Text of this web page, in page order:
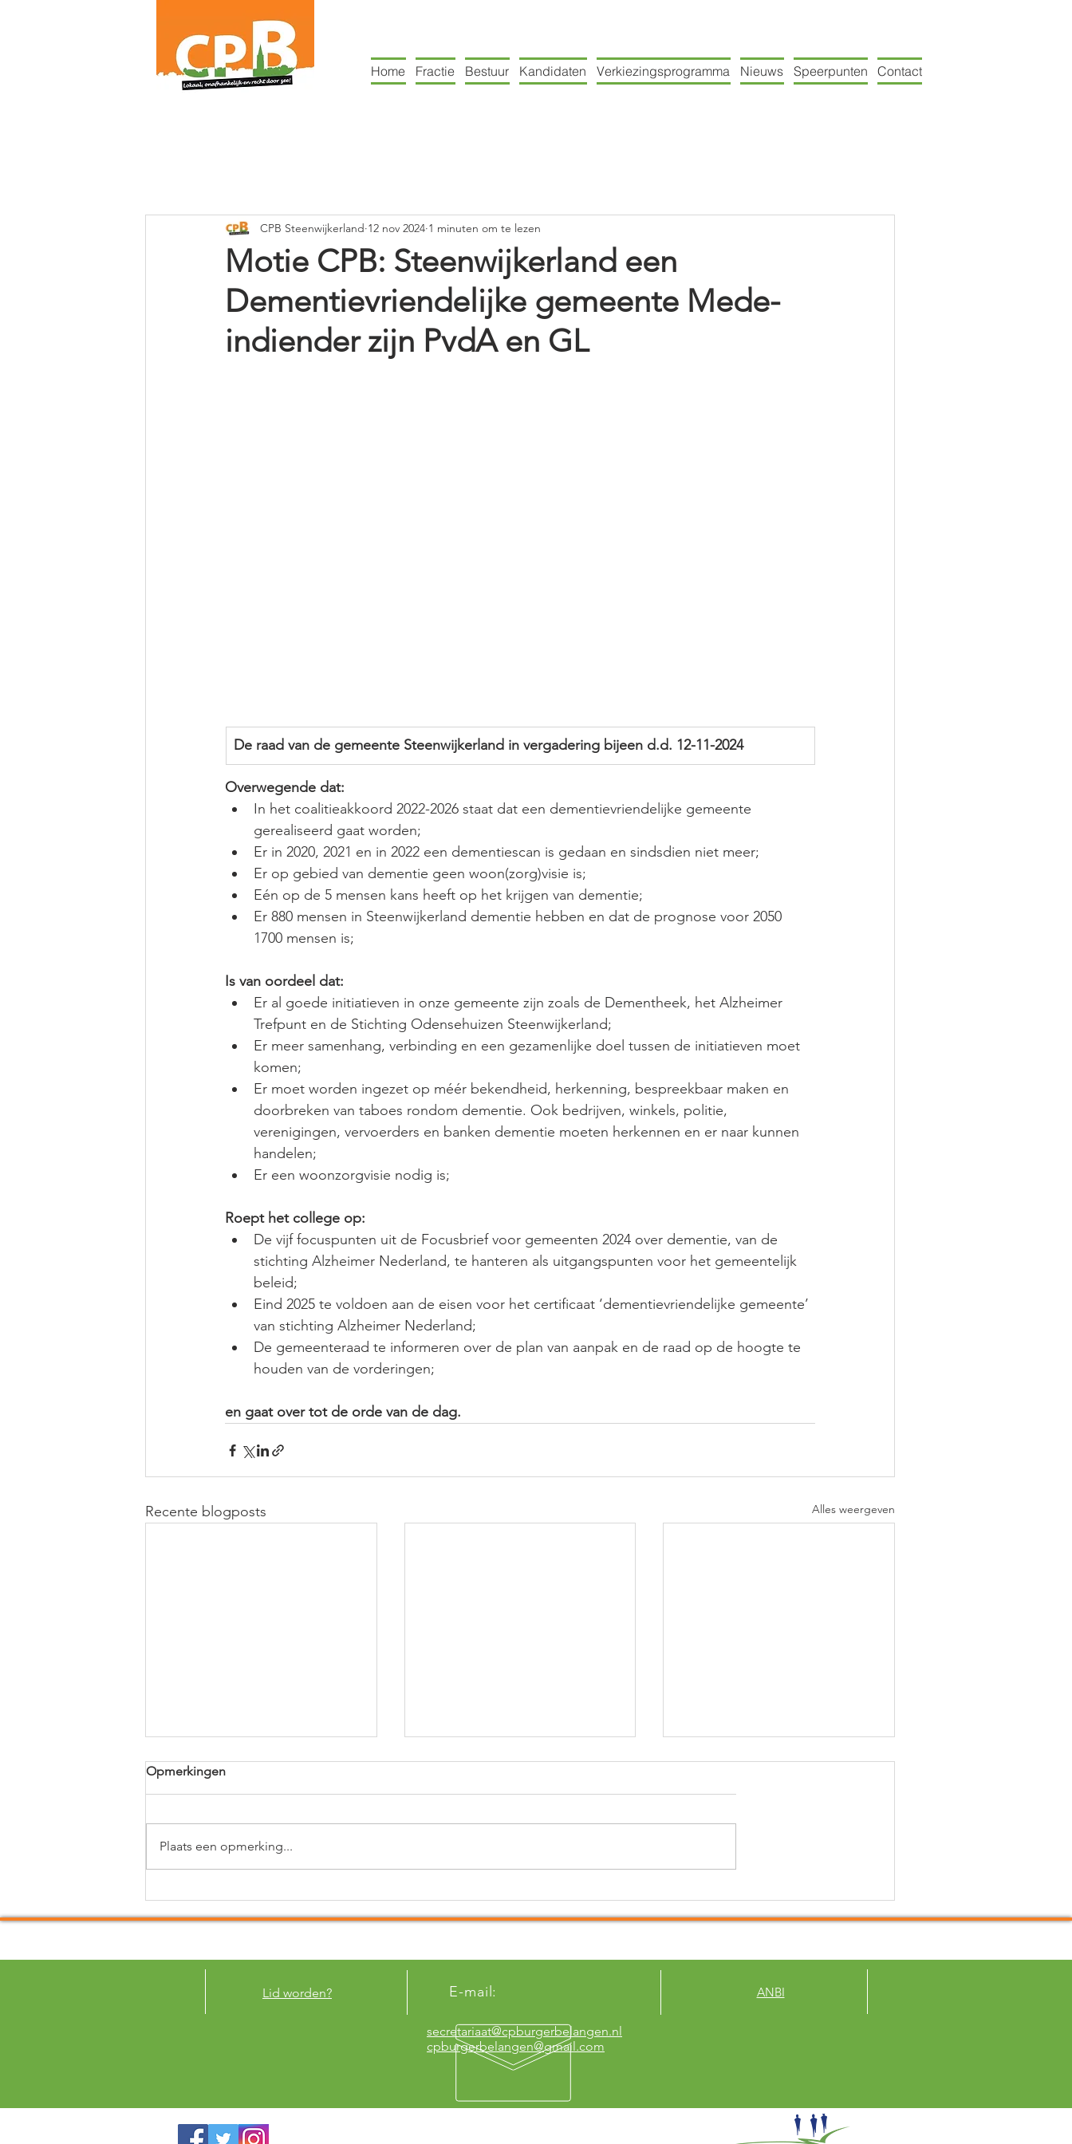
Home Fractie Bestuur Kandidaten Verkiezingsprogramma Nieuws Speerpunten Contact
Motie CPB: Steenwijkerland een
Dementievriendelijke gemeente Mede-
indiender zijn PvdA en GL
CPB Steenwijkerland 12 nov 2024 1 minuten om te lezen
De raad van de gemeente Steenwijkerland in vergadering bijeen d.d. 12-11-2024
Overwegende dat:
In het coalitieakkoord 2022-2026 staat dat een dementievriendelijke gemeente
gerealiseerd gaat worden;
Er in 2020, 2021 en in 2022 een dementiescan is gedaan en sindsdien niet meer;
Er op gebied van dementie geen woon(zorg)visie is;
Eén op de 5 mensen kans heeft op het krijgen van dementie;
Er 880 mensen in Steenwijkerland dementie hebben en dat de prognose voor 2050
1700 mensen is;
Is van oordeel dat:
Er al goede initiatieven in onze gemeente zijn zoals de Dementheek, het Alzheimer
Trefpunt en de Stichting Odensehuizen Steenwijkerland;
Er meer samenhang, verbinding en een gezamenlijke doel tussen de initiatieven moet
komen;
Er moet worden ingezet op méér bekendheid, herkenning, bespreekbaar maken en
doorbreken van taboes rondom dementie. Ook bedrijven, winkels, politie,
verenigingen, vervoerders en banken dementie moeten herkennen en er naar kunnen
handelen;
Er een woonzorgvisie nodig is;
Roept het college op:
De vijf focuspunten uit de Focusbrief voor gemeenten 2024 over dementie, van de
stichting Alzheimer Nederland, te hanteren als uitgangspunten voor het gemeentelijk
beleid;
Eind 2025 te voldoen aan de eisen voor het certificaat ‘dementievriendelijke gemeente’
van stichting Alzheimer Nederland;
De gemeenteraad te informeren over de plan van aanpak en de raad op de hoogte te
houden van de vorderingen;
en gaat over tot de orde van de dag.
Recente blogposts Alles weergeven
maar de CPB blijft bestaan
zit in de staart!
schieten
Opmerkingen
Plaats een opmerking...
Lid worden? E-mail: ANBI
secretariaat@cpburgerbelangen.nl
cpburgerbelangen@gmail.com